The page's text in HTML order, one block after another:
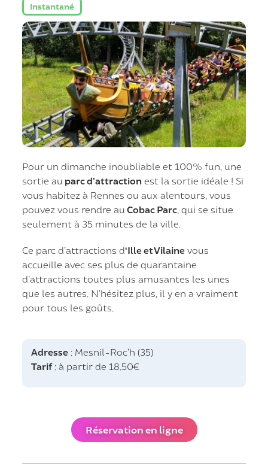
Instantané
Pour un dimanche inoubliable et 100% fun, une
sortie au parc d’attraction est la sortie idéale ! Si
vous habitez à Rennes ou aux alentours, vous
pouvez vous rendre au Cobac Parc , qui se situe
seulement à 35 minutes de la ville.
Ce parc d’attractions d‘Ille et Vilaine vous
accueille avec ses plus de quarantaine
d’attractions toutes plus amusantes les unes
que les autres. N’hésitez plus, il y en a vraiment
pour tous les goûts.
Adresse : Mesnil-Roc’h (35)
Tarif: à partir de 18.50€
Réservation en ligne